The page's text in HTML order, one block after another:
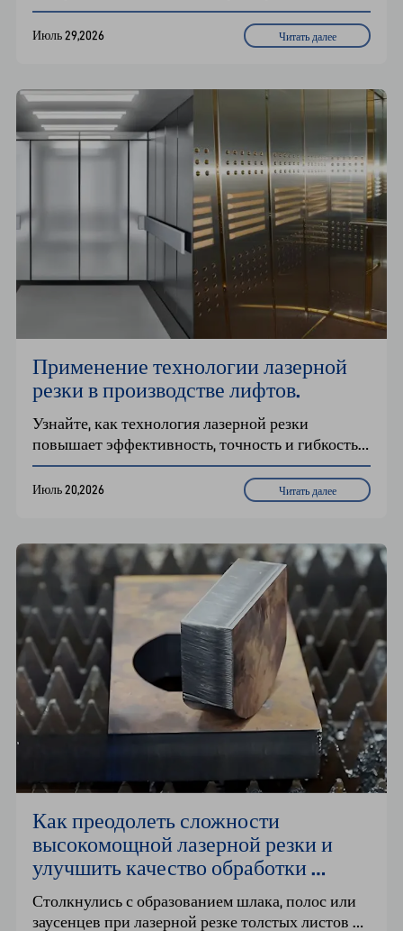
охватывающее ежедневные, еженедельные и
ежеквартальные задачи по техническому
обслуживанию, контрольные списки проверок,
профилактическое обслуживание для надежной
работы.
Июль 29,2026 Читать далее
Применение технологии лазерной
резки в производстве лифтов.
Узнайте, как технология лазерной резки
повышает эффективность, точность и гибкость в
производстве лифтов. Производственная линия
лазерной резки рулонов серии GRC объединяет
процессы размотки, выравнивания, резки и
мелкосерийного производства с широким
ассортиментом продукции. Сократите сроки
выполнения заказов, снизьте затраты и
удовлетворите высокие требования к качеству
сложных деталей из листового металла для
интеллектуальных лифтов.
Июль 20,2026 Читать далее
Как преодолеть сложности
высокомощной лазерной резки и
улучшить качество обработки
толстолистовых материалов
Столкнулись с образованием шлака, полос или
заусенцев при лазерной резке толстых листов